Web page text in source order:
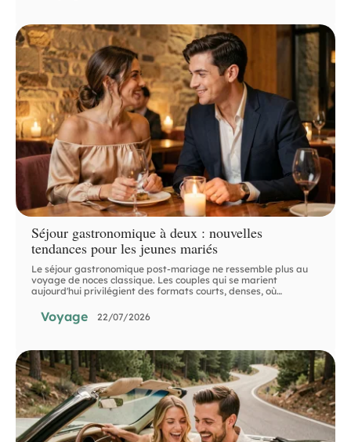
Séjour gastronomique à deux : nouvelles
tendances pour les jeunes mariés
Le séjour gastronomique post-mariage ne ressemble plus au
voyage de noces classique. Les couples qui se marient
aujourd'hui privilégient des formats courts, denses, où…
Voyage 22/07/2026